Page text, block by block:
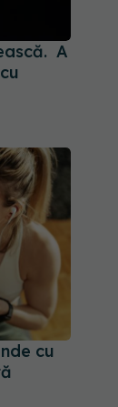
A
cu